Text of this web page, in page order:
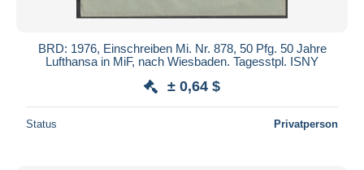
BRD: 1976, Einschreiben Mi. Nr. 878, 50 Pfg. 50 Jahre
Lufthansa in MiF, nach Wiesbaden. Tagesstpl. ISNY
± 0,64 $
Status Privatperson